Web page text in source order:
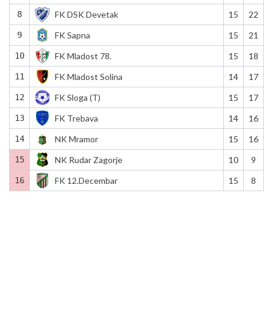
8 FK DSK Devetak 15 22
9 FK Sapna 15 21
10 FK Mladost 78. 15 18
11 FK Mladost Solina 14 17
12 FK Sloga (T) 15 17
13 FK Trebava 14 16
14 NK Mramor 15 16
15 NK Rudar Zagorje 10 9
16 FK 12.Decembar 15 8